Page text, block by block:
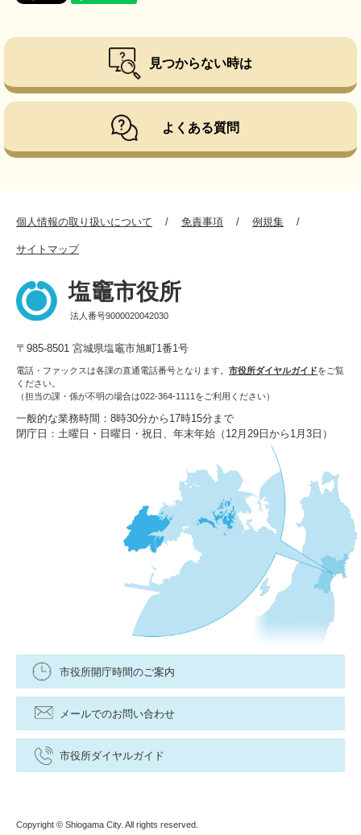
見つからない時は
よくある質問
個人情報の取り扱いについて 免責事項 例規集
サイトマップ
塩竈市役所
法人番号9000020042030
〒985-8501 宮城県塩竈市旭町1番1号
電話・ファックスは各課の直通電話番号となります。 市役所ダイヤルガイドをご覧
ください。
（担当の課・係が不明の場合は022-364-1111をご利用ください）
一般的な業務時間：8時30分から17時15分まで
閉庁日：土曜日・日曜日・祝日、年末年始（12月29日から1月3日）
市役所開庁時間のご案内
メールでのお問い合わせ
市役所ダイヤルガイド
Copyright © Shiogama City. All rights reserved.